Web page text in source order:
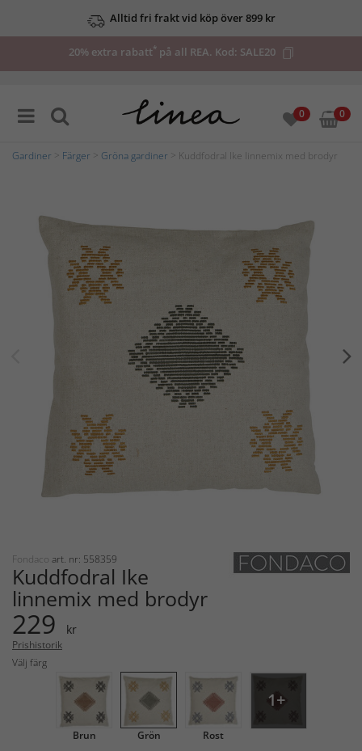
Alltid fri frakt vid köp över 899 kr
20% extra rabatt*på all REA. Kod: SALE20
0 0
Gardiner Färger Gröna gardiner > Kuddfodral Ike linnemix med brodyr
Fondaco art. nr: 558359
Kuddfodral Ike
linnemix med brodyr
229 kr
Prishistorik
Välj färg
Brun Grön Rost
1+